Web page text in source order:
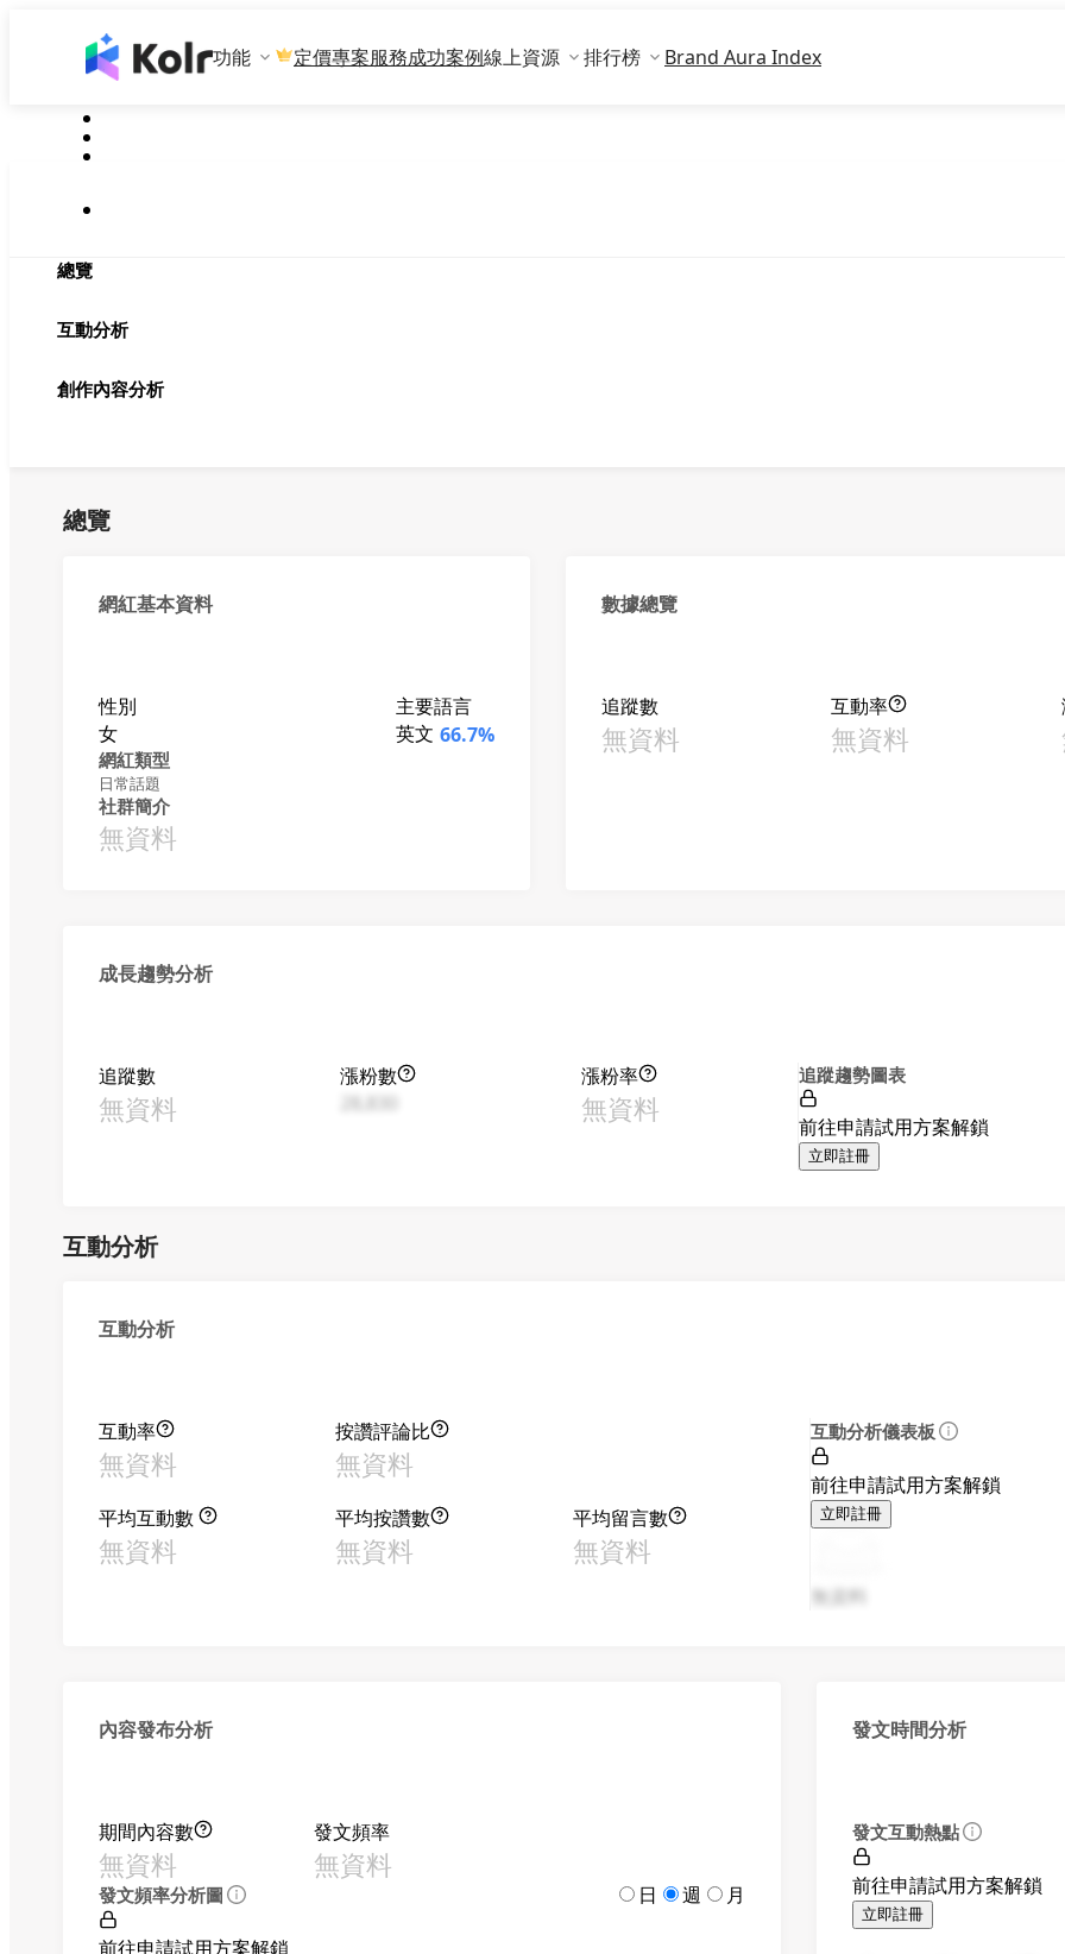
功能 定價專案服務成功案例線上資源 排行榜 Brand Aura Index
總覽
互動分析
創作內容分析
總覽
網紅基本資料
性別
女
主要語言
英文 66.7%
網紅類型
日常話題
社群簡介
無資料
數據總覽
追蹤數
無資料
互動率
無資料
成長趨勢分析
追蹤數
無資料
漲粉數
漲粉率
無資料
追蹤趨勢圖表
前往申請試用方案解鎖
立即註冊
互動分析
互動分析
互動率
無資料
按讚評論比
無資料
平均互動數
無資料
平均按讚數
無資料
平均留言數
無資料
互動分析儀表板
前往申請試用方案解鎖
立即註冊
無資料
內容發布分析
期間內容數
無資料
發文頻率
無資料
發文頻率分析圖 日 週 月
前往申請試用方案解鎖
發文時間分析
發文互動熱點
前往申請試用方案解鎖
立即註冊